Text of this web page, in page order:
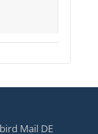
Mail DE